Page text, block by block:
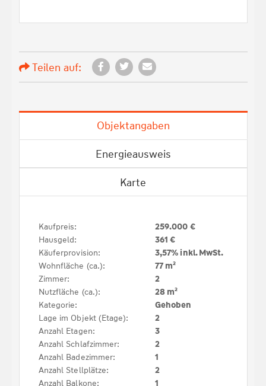
Teilen auf:
Objektangaben
Energieausweis
Karte
Kaufpreis:
259.000 €
Hausgeld:
361 €
Käuferprovision:
3,57% inkl. MwSt.
Wohnfläche (ca.):
77 m²
Zimmer:
2
Nutzfläche (ca.):
28 m²
Kategorie:
Gehoben
Lage im Objekt (Etage):
2
Anzahl Etagen:
3
Anzahl Schlafzimmer:
2
Anzahl Badezimmer:
1
Anzahl Stellplätze:
2
Anzahl Balkone:
1